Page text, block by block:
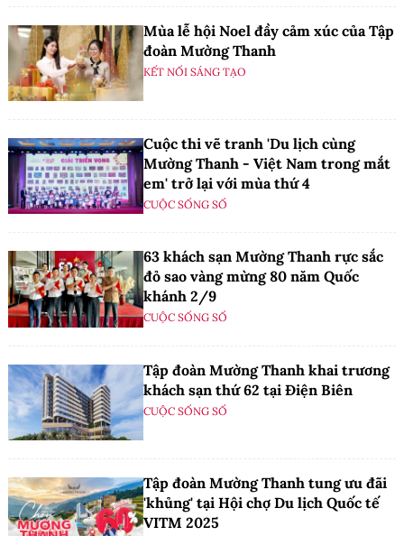
Mùa lễ hội Noel đầy cảm xúc của Tập
đoàn Mường Thanh
KẾT NỐI SÁNG TẠO
Cuộc thi vẽ tranh 'Du lịch cùng
Mường Thanh - Việt Nam trong mắt
em' trở lại với mùa thứ 4
CUỘC SỐNG SỐ
63 khách sạn Mường Thanh rực sắc
đỏ sao vàng mừng 80 năm Quốc
khánh 2/9
CUỘC SỐNG SỐ
Tập đoàn Mường Thanh khai trương
khách sạn thứ 62 tại Điện Biên
CUỘC SỐNG SỐ
Tập đoàn Mường Thanh tung ưu đãi
'khủng' tại Hội chợ Du lịch Quốc tế
VITM 2025